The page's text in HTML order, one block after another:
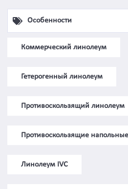
Особенности
Коммерческий линолеум
Гетерогенный линолеум
Противоскользящий линолеум
Противоскользящие
Линолеум IVC